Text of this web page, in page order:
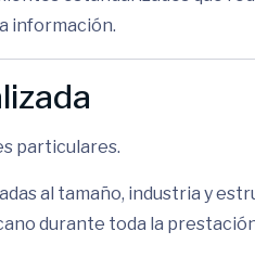
información.
particulares.
al tamaño, industria y
durante toda la